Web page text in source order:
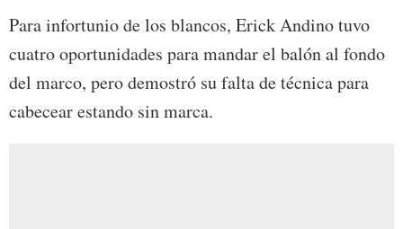
Para infortunio de los blancos, Erick Andino tuvo
cuatro oportunidades para mandar el balón al fondo
del marco, pero demostró su falta de técnica para
cabecear estando sin marca.